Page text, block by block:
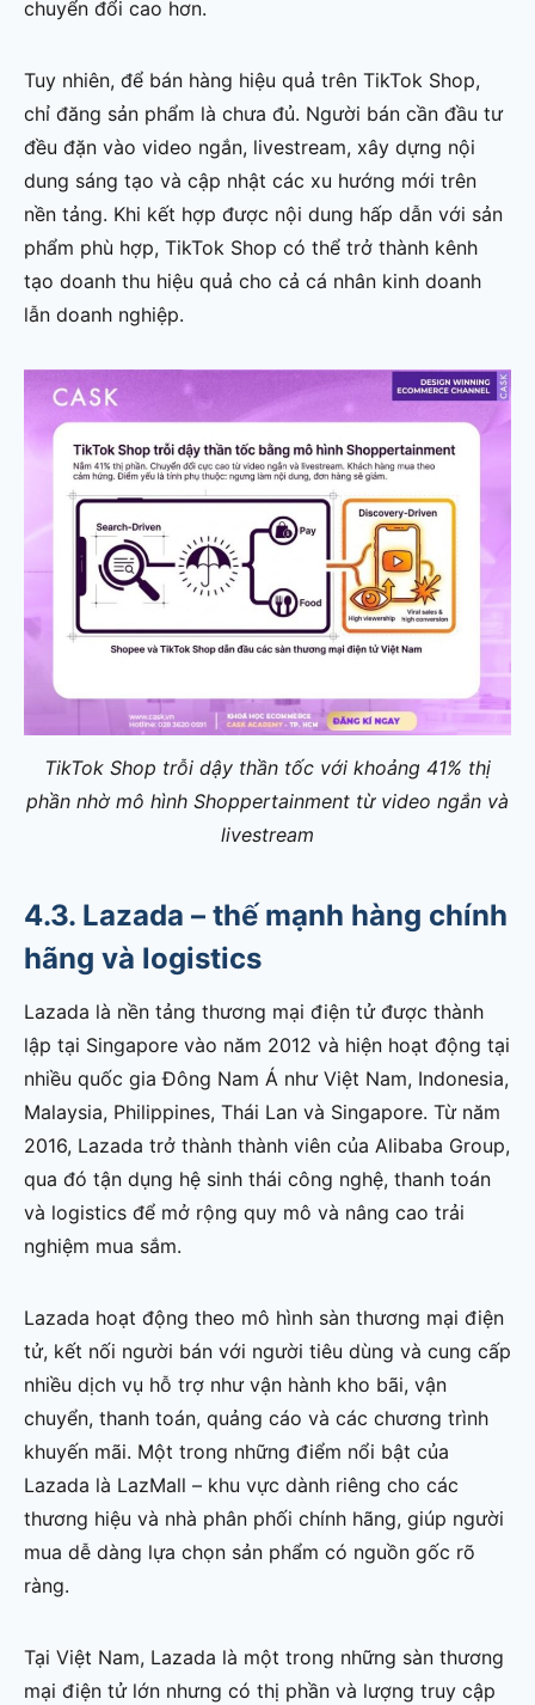
chuyển đổi cao hơn.
Tuy nhiên, để bán hàng hiệu quả trên TikTok Shop,
chỉ đăng sản phẩm là chưa đủ. Người bán cần đầu tư
đều đặn vào video ngắn, livestream, xây dựng nội
dung sáng tạo và cập nhật các xu hướng mới trên
nền tảng. Khi kết hợp được nội dung hấp dẫn với sản
phẩm phù hợp, TikTok Shop có thể trở thành kênh
tạo doanh thu hiệu quả cho cả cá nhân kinh doanh
lẫn doanh nghiệp.
TikTok Shop trỗi dậy thần tốc với khoảng 41% thị
phần nhờ mô hình Shoppertainment từ video ngắn và
livestream
4.3. Lazada – thế mạnh hàng chính
hãng và logistics
Lazada là nền tảng thương mại điện tử được thành
lập tại Singapore vào năm 2012 và hiện hoạt động tại
nhiều quốc gia Đông Nam Á như Việt Nam, Indonesia,
Malaysia, Philippines, Thái Lan và Singapore. Từ năm
2016, Lazada trở thành thành viên của Alibaba Group,
qua đó tận dụng hệ sinh thái công nghệ, thanh toán
và logistics để mở rộng quy mô và nâng cao trải
nghiệm mua sắm.
Lazada hoạt động theo mô hình sàn thương mại điện
tử, kết nối người bán với người tiêu dùng và cung cấp
nhiều dịch vụ hỗ trợ như vận hành kho bãi, vận
chuyển, thanh toán, quảng cáo và các chương trình
khuyến mãi. Một trong những điểm nổi bật của
Lazada là LazMall – khu vực dành riêng cho các
thương hiệu và nhà phân phối chính hãng, giúp người
mua dễ dàng lựa chọn sản phẩm có nguồn gốc rõ
ràng.
Tại Việt Nam, Lazada là một trong những sàn thương
mại điện tử lớn nhưng có thị phần và lượng truy cập